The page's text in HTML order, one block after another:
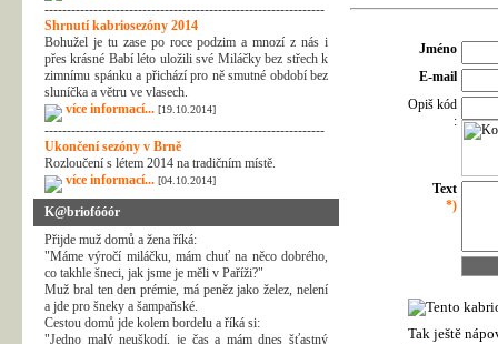
---------------------------------------------------------------
Shrnutí kabriosezóny 2014
Bohužel je tu zase po roce podzim a mnozí z nás i
přes krásné Babí léto uložili své Miláčky bez střech k
zimnímu spánku a přichází pro ně smutné období bez
sluníčka a větru ve vlasech.
více informací... [19.10.2014]
---------------------------------------------------------------
Ukončení sezóny v Brně
Rozloučení s létem 2014 na tradičním místě.
více informací... [04.10.2014]
K@briofóóór
Přijde muž domů a žena říká:
"Máme výročí miláčku, mám chuť na něco dobrého,
co takhle šneci, jak jsme je měli v Paříži?"
Muž bral ten den prémie, má peněz jako želez, nelení
a jde pro šneky a šampaňské.
Cestou domů jde kolem bordelu a říká si:
"Jedno malý neuškodí, je čas a mám dnes šťastný
Jméno
E-mail
Opiš kód
:
Text
*)
Tak ještě